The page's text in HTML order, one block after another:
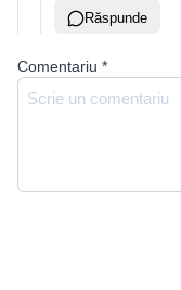
Răspunde
Comentariu *